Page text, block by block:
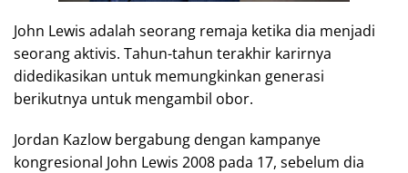
John Lewis adalah seorang remaja ketika dia menjadi
seorang aktivis. Tahun-tahun terakhir karirnya
didedikasikan untuk memungkinkan generasi
berikutnya untuk mengambil obor.
Jordan Kazlow bergabung dengan kampanye
kongresional John Lewis 2008 pada 17, sebelum dia